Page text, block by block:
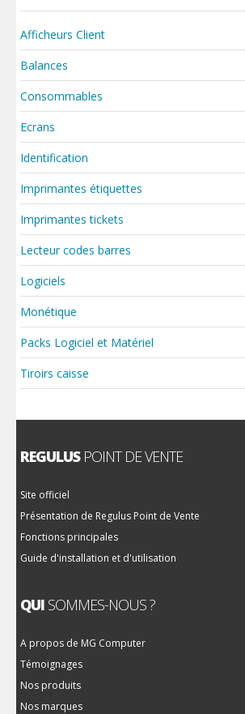
Afficheurs Client
Balances
Consommables
Ecrans
Identification
Imprimantes étiquettes
Imprimantes tickets
Lecteur codes barres
Logiciels
Monétique
Packs Logiciel et Matériel
Tiroirs caisse
REGULUSPOINT DE VENTE
Site officiel
Présentation de Regulus Point de Vente
Fonctions principales
Guide d'installation et d'utilisation
QUI SOMMES-NOUS ?
A propos de MG Computer
Témoignages
Nos produits
Nos marques